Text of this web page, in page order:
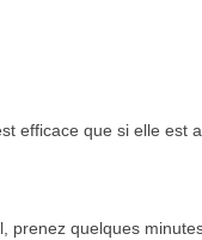
efficace que si elle est
prenez quelques